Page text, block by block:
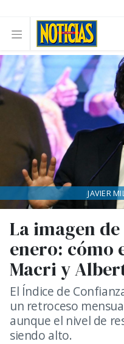
La imagen
enero: cómo
Macri y
El Índice de
un retroceso
aunque el nivel de
siendo alto.
JAVIER